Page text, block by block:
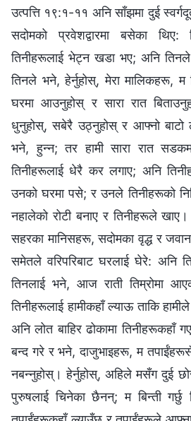
उत्पत्ति १९:१-११ अनि साँझमा दुई
सदोमको प्रवेशद्वारमा बसेका
तिनीहरूलाई भेट्न खडा भए; अनि
तिनले भने, हेर्नुहोस्, मेरा मालिकहरू, म
घरमा आउनुहोस् र सारा रात
धुनुहोस्, सबेरै उठ्नुहोस् र आफ्नो बाटो
भने, हुन्‍न; तर हामी सारा रात
तिनीहरूलाई धेरै कर लगाए; अनि
उनको घरमा पसे; र उनले तिनीहरूको
नहालेको रोटी बनाए र तिनीहरूले
सहरका मानिसहरू, सदोमका वृद्ध र
समेतले वरिपरिबाट घरलाई घेरे: अनि
तिनलाई भने, आज राती तिम्रोमा
तिनीहरूलाई हामीकहाँ ल्याऊ ताकि
अनि लोत बाहिर ढोकामा तिनीहरूकहाँ
बन्द गरे र भने, दाजुभाइहरू, म
नबन्‍नुहोस्। हेर्नुहोस्, अहिले मसँग दुई
पुरुषलाई चिनेका छैनन्; म बिन्ती गर्छु